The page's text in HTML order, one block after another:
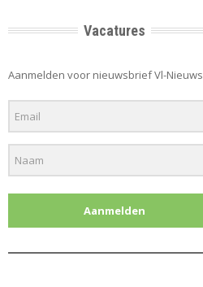
Vacatures
Aanmelden voor nieuwsbrief Vl-Nieuws
Aanmelden